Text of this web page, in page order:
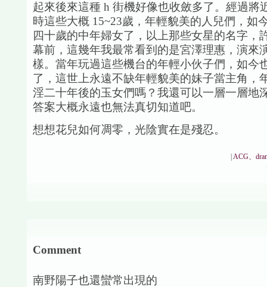
起來後來這種 h 街機好像也收斂多了。經過將
時這些大概 15~23歲，年輕貌美的人兒們，如
四十歲的中年婦女了，以上那些女星的名字，
幕前，這幾年我最常看到的是宮澤理惠，演來
樣。當年玩過這些機台的年輕小伙子們，如今
了，這世上永遠不缺年輕貌美的妹子當主角，
淫二十年後的玉女們嗎？我還可以一層一層地
答案大概永遠也無法真切知道吧。
想想花兒如何凋零，光陰實在是殘忍。
|ACG、
Comment
南野陽子也還蠻常出現的